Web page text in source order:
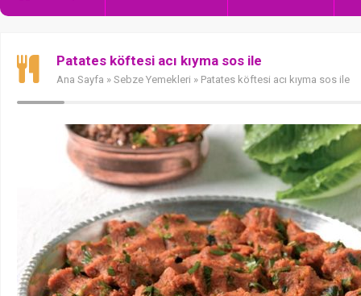
Patates köftesi acı kıyma sos ile
Ana Sayfa » Sebze Yemekleri » Patates köftesi acı kıyma sos ile